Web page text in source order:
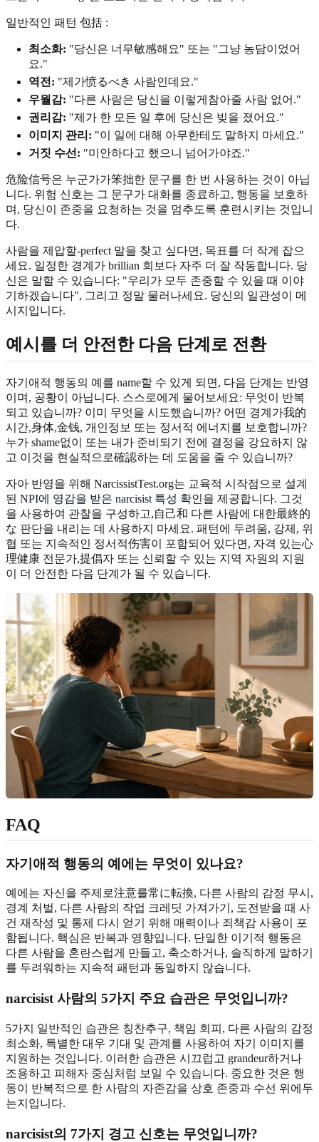
일반적인 패턴 包括 :
최소화: "당신은 너무敏感해요" 또는 "그냥 농담이었어
요."
역전: "제가愤るべき 사람인데요."
우월감: "다른 사람은 당신을 이렇게참아줄 사람 없어."
권리감: "제가 한 모든 일 후에 당신은 빚을 졌어요."
이미지 관리: "이 일에 대해 아무한테도 말하지 마세요."
거짓 수선: "미안하다고 했으니 넘어가야죠."
危险信号은 누군가가笨拙한 문구를 한 번 사용하는 것이 아닙
니다. 위험 신호는 그 문구가 대화를 종료하고, 행동을 보호하
며, 당신이 존중을 요청하는 것을 멈추도록 훈련시키는 것입니
다.
사람을 제압할-perfect 말을 찾고 싶다면, 목표를 더 작게 잡으
세요. 일정한 경계가 brillian 회보다 자주 더 잘 작동합니다. 당
신은 말할 수 있습니다: "우리가 모두 존중할 수 있을 때 이야
기하겠습니다", 그리고 정말 물러나세요. 당신의 일관성이 메
시지입니다.
예시를 더 안전한 다음 단계로 전환
자기애적 행동의 예를 name할 수 있게 되면, 다음 단계는 반영
이며, 공황이 아닙니다. 스스로에게 물어보세요: 무엇이 반복
되고 있습니까? 이미 무엇을 시도했습니까? 어떤 경계가我的
시간,身体,金钱, 개인정보 또는 정서적 에너지를 보호합니까?
누가 shame없이 또는 내가 준비되기 전에 결정을 강요하지 않
고 이것을 현실적으로確認하는 데 도움을 줄 수 있습니까?
자아 반영을 위해 NarcissistTest.org는 교육적 시작점으로 설계
된 NPI에 영감을 받은 narcisist 특성 확인을 제공합니다. 그것
을 사용하여 관찰을 구성하고,自己和 다른 사람에 대한最終的
な 판단을 내리는 데 사용하지 마세요. 패턴에 두려움, 강제, 위
협 또는 지속적인 정서적伤害이 포함되어 있다면, 자격 있는心
理健康 전문가,提倡자 또는 신뢰할 수 있는 지역 자원의 지원
이 더 안전한 다음 단계가 될 수 있습니다.
FAQ
자기애적 행동의 예에는 무엇이 있나요?
예에는 자신을 주제로注意를常に転換, 다른 사람의 감정 무시,
경계 처벌, 다른 사람의 작업 크레딧 가져가기, 도전받을 때 사
건 재작성 및 통제 다시 얻기 위해 매력이나 죄책감 사용이 포
함됩니다. 핵심은 반복과 영향입니다. 단일한 이기적 행동은
다른 사람을 혼란스럽게 만들고, 축소하거나, 솔직하게 말하기
를 두려워하는 지속적 패턴과 동일하지 않습니다.
narcisist 사람의 5가지 주요 습관은 무엇입니까?
5가지 일반적인 습관은 칭찬추구, 책임 회피, 다른 사람의 감정
최소화, 특별한 대우 기대 및 관계를 사용하여 자기 이미지를
지원하는 것입니다. 이러한 습관은 시끄럽고 grandeur하거나
조용하고 피해자 중심처럼 보일 수 있습니다. 중요한 것은 행
동이 반복적으로 한 사람의 자존감을 상호 존중과 수선 위에두
는지입니다.
narcisist의 7가지 경고 신호는 무엇입니까?